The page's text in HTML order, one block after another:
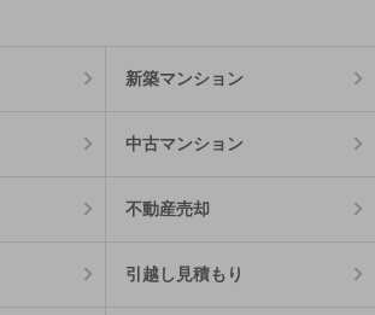
新築マンション
中古マンション
不動産売却
引越し見積もり